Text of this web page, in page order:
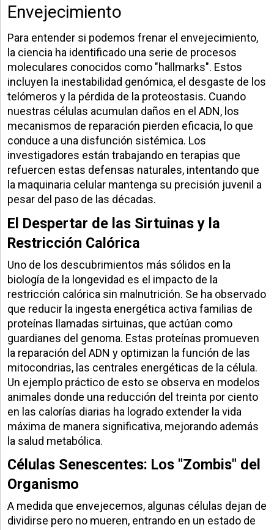
Envejecimiento
Para entender si podemos frenar el envejecimiento,
la ciencia ha identificado una serie de procesos
moleculares conocidos como "hallmarks". Estos
incluyen la inestabilidad genómica, el desgaste de los
telómeros y la pérdida de la proteostasis. Cuando
nuestras células acumulan daños en el ADN, los
mecanismos de reparación pierden eficacia, lo que
conduce a una disfunción sistémica. Los
investigadores están trabajando en terapias que
refuercen estas defensas naturales, intentando que
la maquinaria celular mantenga su precisión juvenil a
pesar del paso de las décadas.
El Despertar de las Sirtuinas y la
Restricción Calórica
Uno de los descubrimientos más sólidos en la
biología de la longevidad es el impacto de la
restricción calórica sin malnutrición. Se ha observado
que reducir la ingesta energética activa familias de
proteínas llamadas sirtuinas, que actúan como
guardianes del genoma. Estas proteínas promueven
la reparación del ADN y optimizan la función de las
mitocondrias, las centrales energéticas de la célula.
Un ejemplo práctico de esto se observa en modelos
animales donde una reducción del treinta por ciento
en las calorías diarias ha logrado extender la vida
máxima de manera significativa, mejorando además
la salud metabólica.
Células Senescentes: Los "Zombis" del
Organismo
A medida que envejecemos, algunas células dejan de
dividirse pero no mueren, entrando en un estado de